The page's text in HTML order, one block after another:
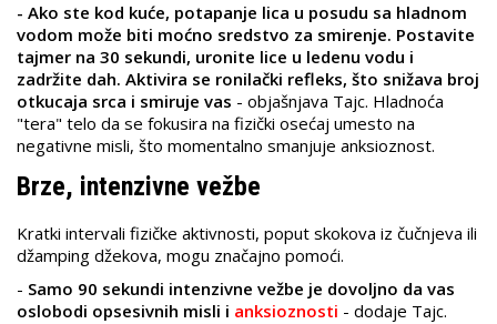
- Ako ste kod kuće, potapanje lica u posudu sa hladnom
vodom može biti moćno sredstvo za smirenje. Postavite
tajmer na 30 sekundi, uronite lice u ledenu vodu i
zadržite dah. Aktivira se ronilački refleks, što snižava broj
otkucaja srca i smiruje vas - objašnjava Tajc. Hladnoća
"tera" telo da se fokusira na fizički osećaj umesto na
negativne misli, što momentalno smanjuje anksioznost.
Brze, intenzivne vežbe
Kratki intervali fizičke aktivnosti, poput skokova iz čučnjeva ili
džamping džekova, mogu značajno pomoći.
- Samo 90 sekundi intenzivne vežbe je dovoljno da vas
oslobodi opsesivnih misli i anksioznosti - dodaje Tajc.